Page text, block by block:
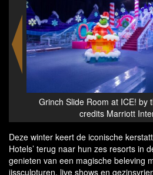
Grinch Slide Room at ICE! by
credits Marriott
Deze winter keert de iconische
Hotels’ terug naar hun zes resorts in
genieten van een magische beleving
ijssculpturen, live shows en